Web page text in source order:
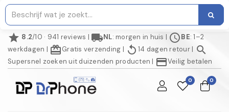
star 8.2/10 · 941 reviews | local_shippingNL: morgen in huis | scheduleBE: 1–2
werkdagen | redeemGratis verzending | replay 14 dagen retour| search
Supersnel zoeken uit duizenden producten | credit_cardVeilig betalen
0 0